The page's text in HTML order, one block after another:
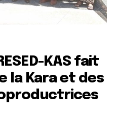
KAS fait
la Kara et des